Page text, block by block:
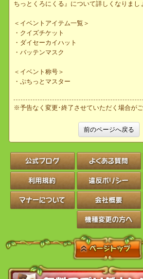
入手することができます。また、正解数
クイズには何度でも挑戦できるので、仲
ちっとくろにくる』について詳しくなりま
＜イベントアイテム一覧＞
・クイズチケット
・バッテンマスク
※予告なく変更･終了させていただく場合
前のページへ戻る